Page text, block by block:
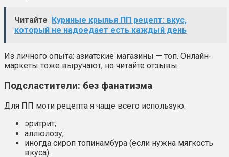
Читайте
Куриные крылья ПП рецепт: вкус,
который не надоедает есть каждый день
Из личного опыта: азиатские магазины — топ. Онлайн-
маркеты тоже выручают, но читайте отзывы.
Подсластители: без фанатизма
Для ПП моти рецепта я чаще всего использую:
эритрит;
аллюлозу;
иногда сироп топинамбура (если нужна мягкость
вкуса).